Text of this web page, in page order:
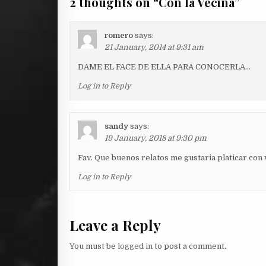
romero says:
21 January, 2014 at 9:31 am
DAME EL FACE DE ELLA PARA CONOCERLA…
Log in to Reply
sandy says:
19 January, 2018 at 9:30 pm
Fav. Que buenos relatos me gustaria platicar con
Log in to Reply
Leave a Reply
You must be logged into post a comment.